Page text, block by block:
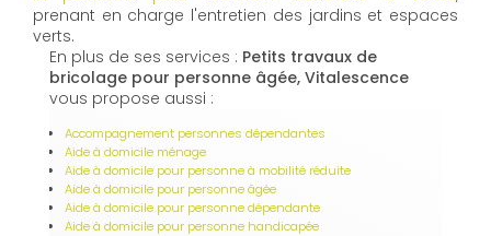
prenant en charge l'entretien des jardins et espaces
verts.
En plus de ses services : Petits travaux de
bricolage pour personne âgée, Vitalescence
vous propose aussi :
Accompagnement personnes dépendantes
Aide à domicile ménage
Aide à domicile pour personne à mobilité réduite
Aide à domicile pour personne âgée
Aide à domicile pour personne dépendante
Aide à domicile pour personne handicapée